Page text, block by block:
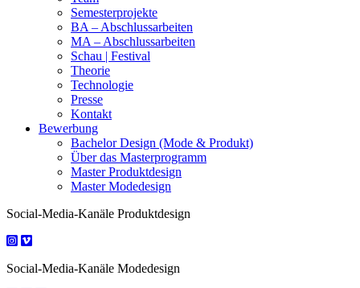
Semesterprojekte
BA – Abschlussarbeiten
MA – Abschlussarbeiten
Schau | Festival
Theorie
Technologie
Presse
Kontakt
Bewerbung
Bachelor Design (Mode & Produkt)
Über das Masterprogramm
Master Produktdesign
Master Modedesign
Social-Media-Kanäle Produktdesign
Social-Media-Kanäle Modedesign